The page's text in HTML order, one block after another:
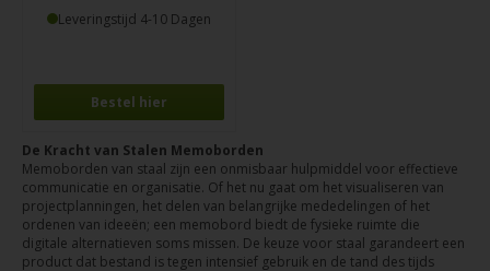
Leveringstijd 4-10 Dagen
Bestel hier
De Kracht van Stalen Memoborden
Memoborden van staal zijn een onmisbaar hulpmiddel voor effectieve
communicatie en organisatie. Of het nu gaat om het visualiseren van
projectplanningen, het delen van belangrijke mededelingen of het
ordenen van ideeën; een memobord biedt de fysieke ruimte die
digitale alternatieven soms missen. De keuze voor staal garandeert een
product dat bestand is tegen intensief gebruik en de tand des tijds